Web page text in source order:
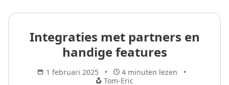
Integraties met partners en
handige features
1 februari 2025
4 minuten lezen
Tom-Eric